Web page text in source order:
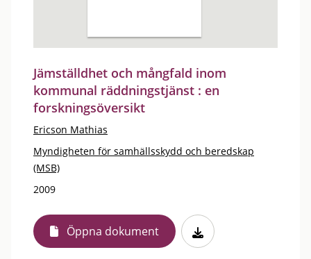
Jämställdhet och mångfald inom
kommunal räddningstjänst : en
forskningsöversikt
Ericson Mathias
Myndigheten för samhällsskydd och beredskap
(MSB)
2009
Öppna dokument